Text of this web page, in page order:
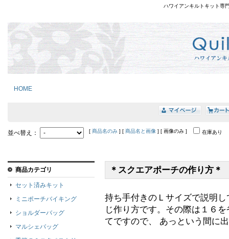
ハワイアンキルトキット専
HOME
並べ替え： [ 商品名のみ ] [ 商品名と画像 ] [ 画像のみ ] 在庫あり
＊スクエアポーチの作り方＊
持ち手付きのＬサイズで説明
じ作り方です。その際は１６
てですので、 あっという間に
商品カテゴリ
セット済みキット
ミニポーチバイキング
ショルダーバッグ
マルシェバッグ